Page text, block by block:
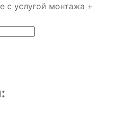
с услугой монтажа +